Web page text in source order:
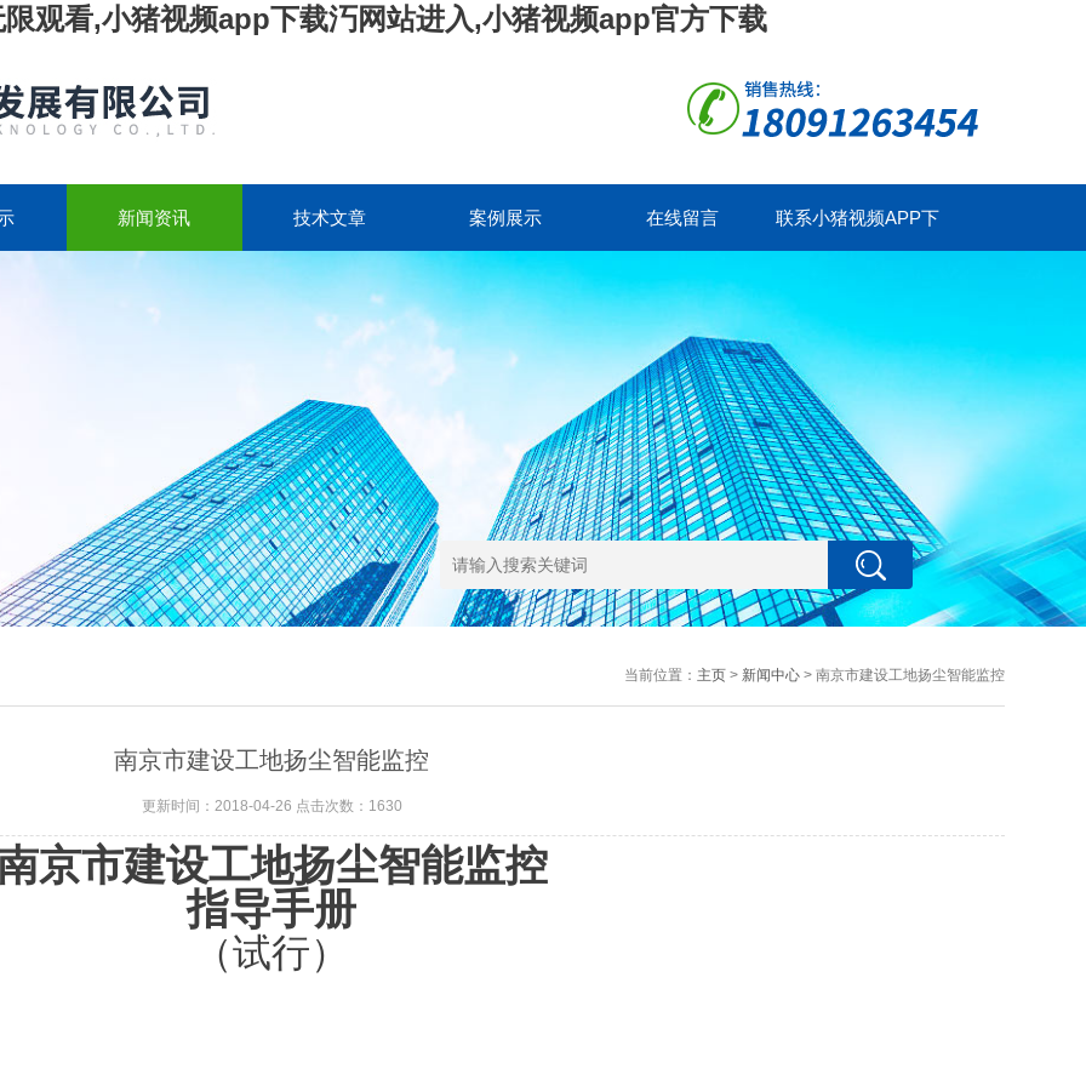
观看,小猪视频app下载汅网站进入,小猪视频app官方下载
新闻资讯 技术文章 案例展示 在线留言 联系小猪视频APP下
当前位置： 主页> 新闻中心> 南京市建设工地扬尘智能监控
南京市建设工地扬尘智能监控
更新时间：2018-04-26 点击次数：1630
京市建设工地扬尘智能监控
指导手册
（试行）